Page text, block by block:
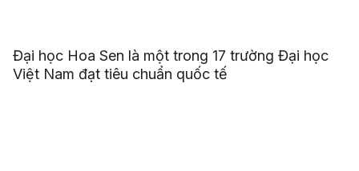
Đại học Hoa Sen là một trong 17 trường Đại học
Việt Nam đạt tiêu chuẩn quốc tế